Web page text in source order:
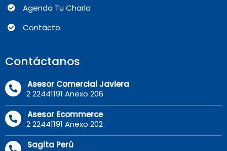
Agenda Tu Charla
Contacto
Contáctanos
Asesor Comercial Javiera
2 22441191 Anexo 206
Asesor Ecommerce
2 22441191 Anexo 202
Sagita Perú